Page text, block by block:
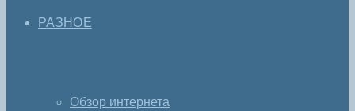
РАЗНОЕ
Обзор интернета